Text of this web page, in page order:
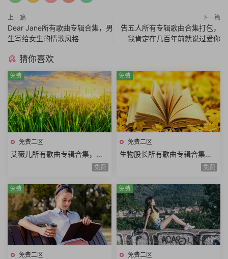
上一篇
Dear Jane所有歌曲专辑合集，男
生写给女生的情歌风格
下一篇
告五人所有专辑歌曲合集打包，
我肯定在几百年前就说过爱你
猜你喜欢
免费二区
艾薇儿所有歌曲专辑合集，永
免费
免费
免费二区
生物股长所有歌曲专辑合集，
免费
免费
免费二区
免费
免费二区
免费